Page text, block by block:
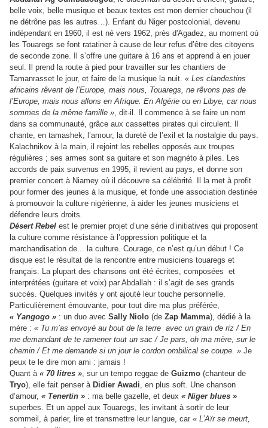
belle voix, belle musique et beaux textes est mon dernier chouchou (il
ne détrône pas les autres…). Enfant du Niger postcolonial, devenu
indépendant en 1960, il est né vers 1962, près d'Agadez, au moment où
les Touaregs se font ratatiner à cause de leur refus d’être des citoyens
de seconde zone. Il s’offre une guitare à 16 ans et apprend à en jouer
seul.
Il prend la route à pied pour travailler sur les chantiers de
Tamanrasset le jour, et faire de la musique la nuit. « Les clandestins
africains rêvent de l’Europe, mais nous, Touaregs, ne rêvons pas de
l’Europe, mais nous allons en Afrique. En Algérie ou en Libye, car nous
sommes de la même famille », dit-il.
Il commence à se faire un nom
dans sa communauté, grâce aux cassettes pirates qui circulent. Il
chante, en tamashek, l’amour, la dureté de l’exil et la nostalgie du pays.
Kalachnikov à la main, il rejoint les rebelles opposés aux troupes
régulières ; ses armes sont sa guitare et son magnéto à piles. Les
accords de paix survenus en 1995, il revient au pays, et donne son
premier concert à Niamey où il découvre sa célébrité. Il la met à profit
pour former des jeunes à la musique, et fonde une association destinée
à promouvoir la culture nigérienne, à aider les jeunes musiciens et
défendre leurs droits.
Désert Rebel est le premier projet d’une série d’initiatives qui proposent
la culture comme résistance à l’oppression politique et la
marchandisation de... la culture. Courage, ce n’est qu’un début ! Ce
disque est le résultat de la rencontre entre musiciens touaregs et
français. La plupart des chansons ont été écrites, composées et
interprétées (guitare et voix) par Abdallah : il s’agit de ses grands
succès. Quelques invités y ont ajouté leur touche personnelle.
Particulièrement émouvante, pour tout dire ma plus préférée,
« Yangogo » : un duo avec Sally Niolo (de Zap Mamma), dédié à la
mère : « Tu m’as envoyé au bout de la terre avec un grain de riz / En
me demandant de te ramener tout un sac / Je pars, oh ma mère, sur le
chemin / Et me demande si un jour le cordon ombilical se coupe. » Je
peux te le dire mon ami : jamais !
Quant à « 70 litres », sur un tempo reggae de Guizmo (chanteur de
Tryo), elle fait penser à Didier Awadi, en plus soft. Une chanson
d’amour, « Tenertin » : ma belle gazelle, et deux « Niger blues »
superbes. Et un appel aux Touaregs, les invitant à sortir de leur
sommeil, à parler, lire et transmettre leur langue, car « L’Aïr se meurt,